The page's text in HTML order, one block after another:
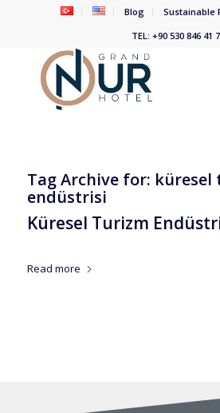
Blog
Sustainable
TEL: +90 530 846 41
Tag Archive for: küresel
endüstrisi
Küresel Turizm
Read more